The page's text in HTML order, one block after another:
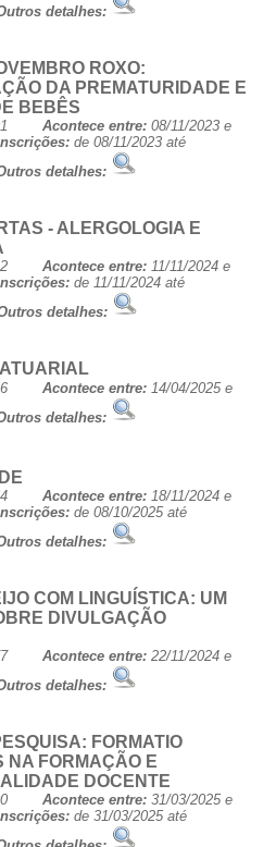
detalhes:
ROXO:
DA PREMATURIDADE E
BEBÊS
Acontece entre: 08/11/2023 e
de 08/11/2023 até
detalhes:
- ALERGOLOGIA E
Acontece entre: 11/11/2024 e
de 11/11/2024 até
detalhes:
Acontece entre: 14/04/2025 e
detalhes:
Acontece entre: 18/11/2024 e
de 08/10/2025 até
detalhes:
COM LINGUÍSTICA: UM
DIVULGAÇÃO
Acontece entre: 22/11/2024 e
detalhes:
FORMATIO
NA FORMAÇÃO E
DOCENTE
Acontece entre: 31/03/2025 e
de 31/03/2025 até